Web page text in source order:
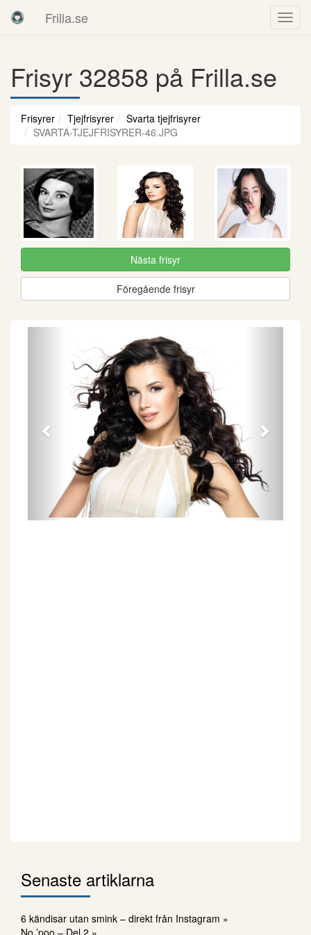
Frilla.se
Frisyr 32858 på Frilla.se
Frisyrer Tjejfrisyrer
Svarta tjejfrisyrer
SVARTA-TJEJFRISYRER-46.JPG
Nästa frisyr
Föregående frisyr
Senaste artiklarna
6 kändisar utan smink – direkt från Instagram »
No ’poo – Del 2 »